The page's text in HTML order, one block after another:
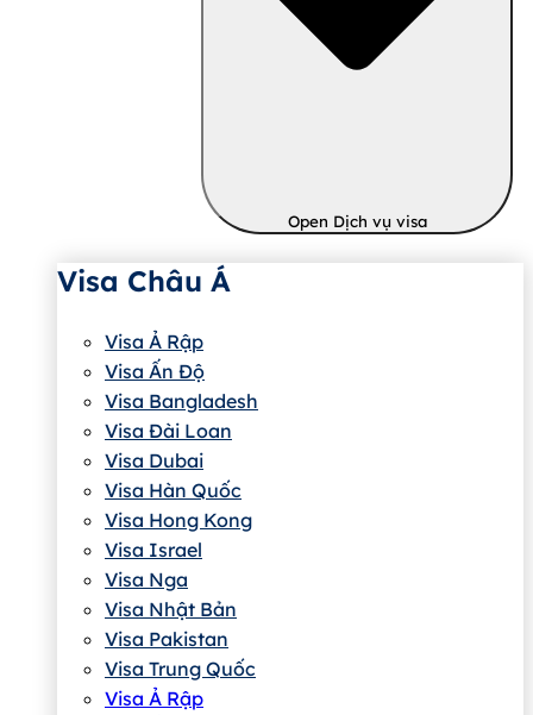
Open Dịch vụ visa
Visa Châu Á
Visa Ả Rập
Visa Ấn Độ
Visa Bangladesh
Visa Đài Loan
Visa Dubai
Visa Hàn Quốc
Visa Hong Kong
Visa Israel
Visa Nga
Visa Nhật Bản
Visa Pakistan
Visa Trung Quốc
Visa Ả Rập